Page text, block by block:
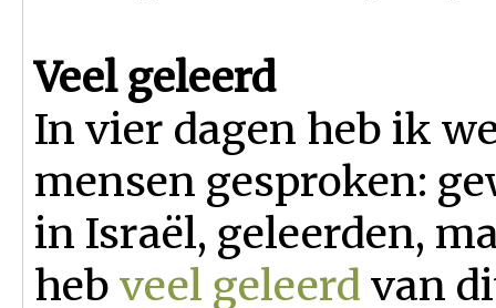
Veel geleerd
In vier dagen heb ik
mensen gesproken:
in Israël, geleerden,
heb veel geleerd van